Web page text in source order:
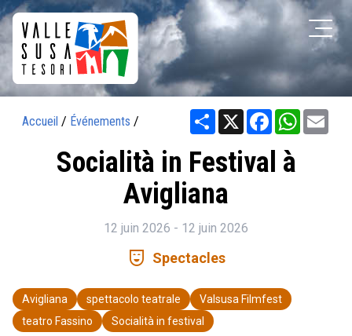
Accueil / Événements / Share X Facebook
Socialità in Festival à
Avigliana
12 juin 2026 - 12 juin 2026
comedy_mask Spectacles
Avigliana spettacolo teatrale
Valsusa Filmfest
teatro Fassino
Socialità in festival